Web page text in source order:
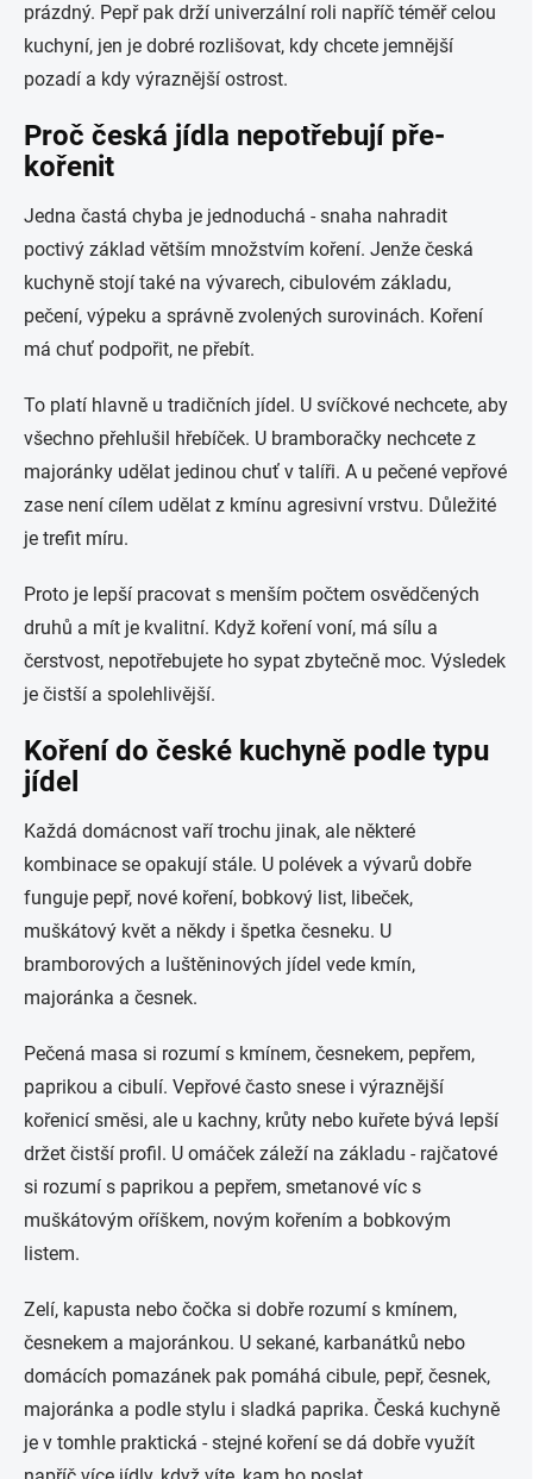
prázdný. Pepř pak drží univerzální roli napříč téměř celou
kuchyní, jen je dobré rozlišovat, kdy chcete jemnější
pozadí a kdy výraznější ostrost.
Proč česká jídla nepotřebují pře-
kořenit
Jedna častá chyba je jednoduchá - snaha nahradit
poctivý základ větším množstvím koření. Jenže česká
kuchyně stojí také na vývarech, cibulovém základu,
pečení, výpeku a správně zvolených surovinách. Koření
má chuť podpořit, ne přebít.
To platí hlavně u tradičních jídel. U svíčkové nechcete, aby
všechno přehlušil hřebíček. U bramboračky nechcete z
majoránky udělat jedinou chuť v talíři. A u pečené vepřové
zase není cílem udělat z kmínu agresivní vrstvu. Důležité
je trefit míru.
Proto je lepší pracovat s menším počtem osvědčených
druhů a mít je kvalitní. Když koření voní, má sílu a
čerstvost, nepotřebujete ho sypat zbytečně moc. Výsledek
je čistší a spolehlivější.
Koření do české kuchyně podle typu
jídel
Každá domácnost vaří trochu jinak, ale některé
kombinace se opakují stále. U polévek a vývarů dobře
funguje pepř, nové koření, bobkový list, libeček,
muškátový květ a někdy i špetka česneku. U
bramborových a luštěninových jídel vede kmín,
majoránka a česnek.
Pečená masa si rozumí s kmínem, česnekem, pepřem,
paprikou a cibulí. Vepřové často snese i výraznější
kořenicí směsi, ale u kachny, krůty nebo kuřete bývá lepší
držet čistší profil. U omáček záleží na základu - rajčatové
si rozumí s paprikou a pepřem, smetanové víc s
muškátovým oříškem, novým kořením a bobkovým
listem.
Zelí, kapusta nebo čočka si dobře rozumí s kmínem,
česnekem a majoránkou. U sekané, karbanátků nebo
domácích pomazánek pak pomáhá cibule, pepř, česnek,
majoránka a podle stylu i sladká paprika. Česká kuchyně
je v tomhle praktická - stejné koření se dá dobře využít